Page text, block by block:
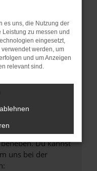
und dein
Stand
nur ein
auch dazu
nicht mehr
Schritte versucht
werden
Du kannst
uns bei der
es uns, die Nutzung der
zu messen und
eingesetzt,
werden, um
und um Anzeigen
relevant sind.